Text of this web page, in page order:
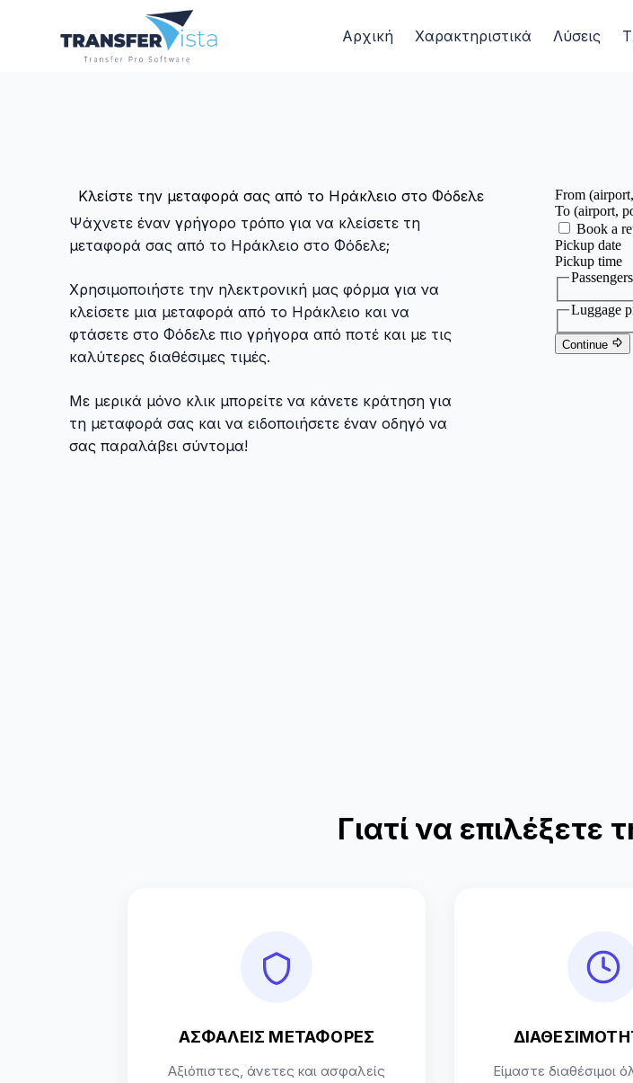
Αρχική Χαρακτηριστικά Λύσεις
Κλείστε την μεταφορά σας από το Ηράκλειο στο Φόδελε
Ψάχνετε έναν γρήγορο τρόπο για να κλείσετε τη
μεταφορά σας από το Ηράκλειο στο Φόδελε;
Χρησιμοποιήστε την ηλεκτρονική μας φόρμα για να
κλείσετε μια μεταφορά από το Ηράκλειο και να
φτάσετε στο Φόδελε πιο γρήγορα από ποτέ και με τις
καλύτερες διαθέσιμες τιμές.
Με μερικά μόνο κλικ μπορείτε να κάνετε κράτηση για
τη μεταφορά σας και να ειδοποιήσετε έναν οδηγό να
σας παραλάβει σύντομα!
Γιατί να
ΑΣΦΑΛΕΙΣ ΜΕΤΑΦΟΡΕΣ
Αξιόπιστες, άνετες και ασφαλείς
Είμαστε διαθέσιμοι